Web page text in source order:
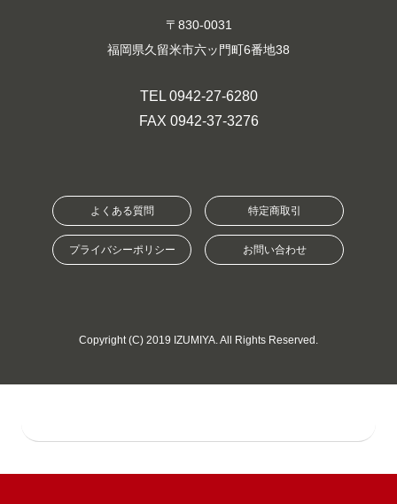
〒830-0031
福岡県久留米市六ッ門町6番地38
TEL 0942-27-6280
FAX 0942-37-3276
よくある質問 特定商取引
プライバシーポリシー お問い合わせ
Copyright (C) 2019 IZUMIYA. All Rights Reserved.